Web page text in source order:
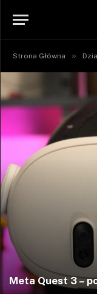
Strona Główna »
Meta Quest 3 –